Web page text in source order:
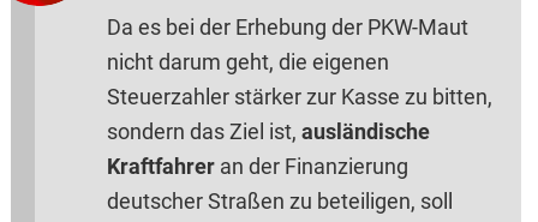
Da es bei der Erhebung der PKW-Maut
nicht darum geht, die eigenen
Steuerzahler stärker zur Kasse zu bitten,
sondern das Ziel ist, ausländische
Kraftfahreran der Finanzierung
deutscher Straßen zu beteiligen, soll